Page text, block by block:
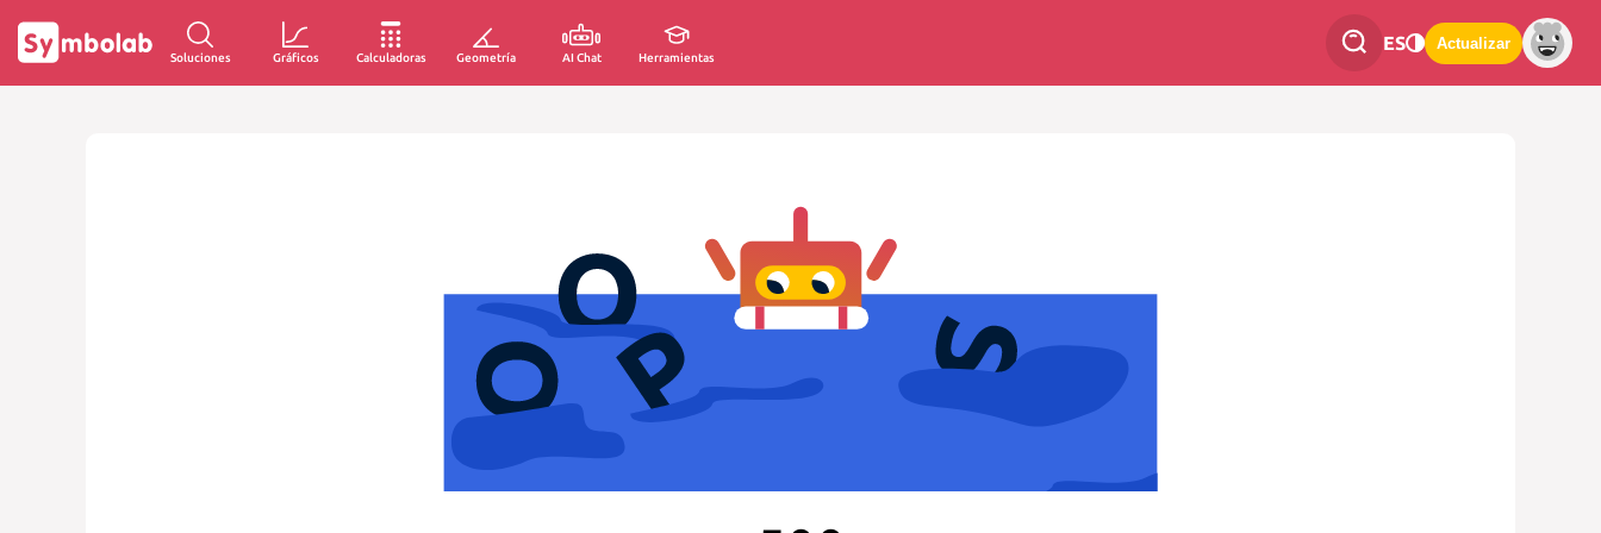
Soluciones Gráficos Calculadoras Geometría AI Chat Herramientas
ES Actualizar